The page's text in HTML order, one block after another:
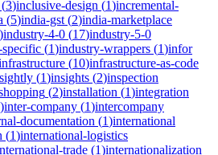
(3)inclusive-design (1)incremental-
(5)india-gst (2)india-marketplace
)industry-4-0 (17)industry-5-0
(1)industry-wrappers (1)infor
(10)infrastructure-as-code
(1)insights (2)inspection
(2)installation (1)integration
)inter-company (1)intercompany
documentation (1)international
(1)international-logistics
trade (1)internationalization